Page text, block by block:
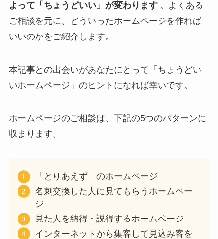
よって「ちょうどいい」が変わります 。よくある
ご相談を元に、どういったホームページを作れば
いいのかをご紹介します。
本記事との出会いがあなたにとって「ちょうどい
いホームページ」のヒントになれば幸いです。
ホームページのご相談は、下記の5つのパターンに
収まります。
「とりあえず」のホームページ
名刺交換した人に見てもらうホームペー
ジ
見た人を納得・説得するホームページ
インターネットから集客して見込み客を